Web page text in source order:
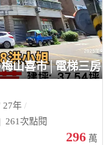
山喜市│電梯三房💥
27年
261次點閱
296 萬